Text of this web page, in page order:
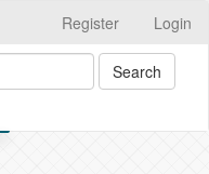
Register Login
Search